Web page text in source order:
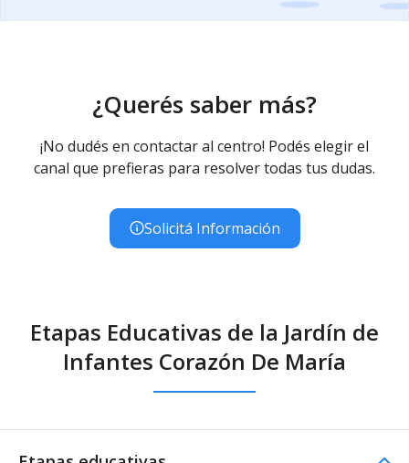
¿Querés saber más?
¡No dudés en contactar al centro! Podés elegir el
canal que prefieras para resolver todas tus dudas.
Solicitá Información
Etapas Educativas de la Jardín de
Infantes Corazón De María